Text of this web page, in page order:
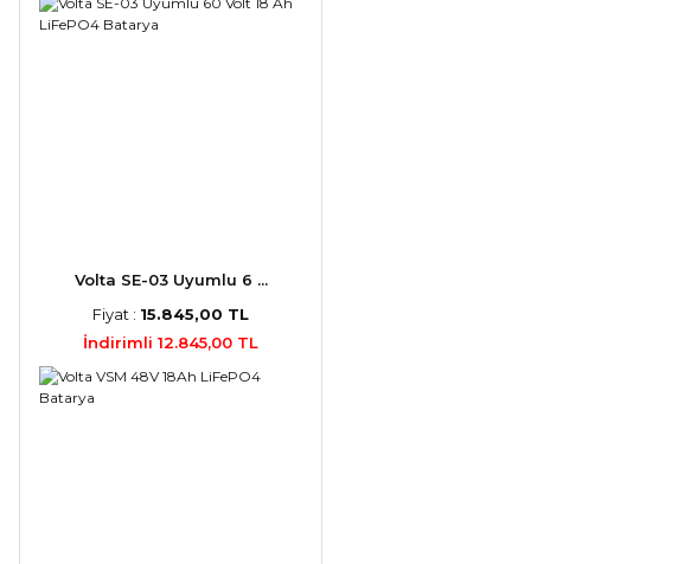
Volta SE-03 Uyumlu 6 ...
Fiyat : 15.845,00 TL
İndirimli 12.845,00 TL